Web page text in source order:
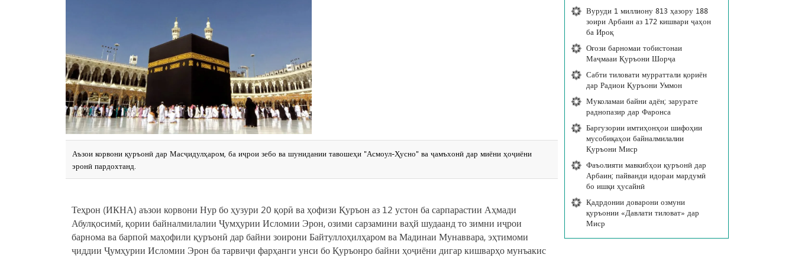
Аъзои корвони қуръонӣ дар Масҷидулҳаром, ба иҷрои зебо ва шунидании тавошеҳи "Асмоул-Ҳусно" ва ҷамъхонӣ дар миёни ҳоҷиёни
эронӣ пардохтанд.
Теҳрон (ИКНА) аъзои корвони Нур бо ҳузури 20 қорӣ ва ҳофизи Қуръон аз 12 устон ба сарпарастии Аҳмади
Абулқосимӣ, қории байналмилалии Ҷумҳурии Исломии Эрон, озими сарзамини ваҳй шудаанд то зимни иҷрои
барнома ва барпоӣ маҳофили қуръонӣ дар байни зоирони Байт‎уллоҳилҳаром ва Мадинаи Мунаввара, эҳтимоми
ҷиддии Ҷумҳурии Исломии Эрон ба тарвиҷи фарҳанги унси бо Қуръонро байни ҳоҷиёни дигар кишварҳо мунъакис
Вуруди 1 миллиону 813 ҳазору 188
зоири Арбаин аз 172 кишвари ҷаҳон
ба Ироқ
Оғози барномаи тобистонаи
Маҷмааи Қуръони Шорҷа
Сабти тиловати мурраттали қориён
дар Радиои Қуръони Уммон
Муколамаи байни адён; зарурате
раднопазир дар Фаронса
Баргузории имтиҳонҳои шифоҳии
мусобиқаҳои байналмилалии
Қуръони Миср
Фаъолияти мавкибҳои қуръонӣ дар
Арбаин; пайванди идораи мардумӣ
бо ишқи ҳусайнӣ
Қадрдонии доварони озмуни
қуръонии «Давлати тиловат» дар
Миср